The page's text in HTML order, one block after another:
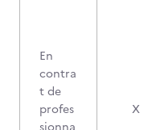
En
contra
t de
profes
X